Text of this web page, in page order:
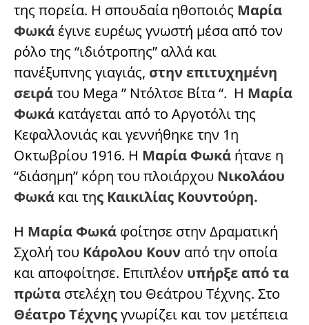
της πορεία. Η σπουδαία ηθοποιός Μαρία
Φωκά έγινε ευρέως γνωστή μέσα από τον
ρόλο της “ιδιότροπης” αλλά και
πανέξυπνης γιαγιάς, στην επιτυχημένη
σειράτου Mega ” Ντόλτσε Βίτα “. Η Μαρία
Φωκά κατάγεται από το Αργοτόλι της
Κεφαλλονιάς και γεννήθηκε την 1η
Οκτωβρίου 1916. Η Μαρία Φωκά ήτανε η
“διάσημη” κόρη του πλοιάρχου Νικολάου
Φωκά και της Καικιλίας Κουντούρη.
Η Μαρία Φωκά φοίτησε στην Δραματική
Σχολή του Κάρολου Κουν από την οποία
και αποφοίτησε. Επιπλέον υπήρξε από τα
πρώτα στελέχη του Θεάτρου Τέχνης. Στο
Θέατρο Τέχνηςγνωρίζει και τον μετέπεια